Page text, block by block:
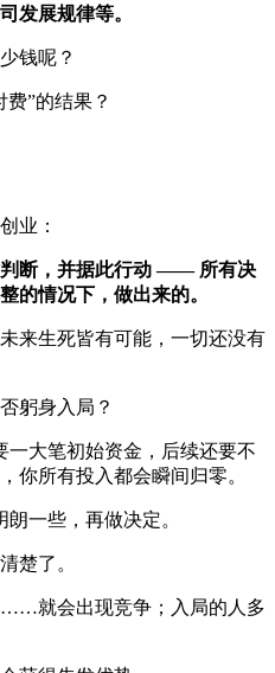
发展规律等。
钱呢？
”的结果？
业：
断，并据此行动 —— 所有决
的情况下，做出来的。
来生死皆有可能，一切还没有
躬身入局？
一大笔初始资金，后续还要不
你所有投入都会瞬间归零。
朗一些，再做决定。
楚了。
就会出现竞争；入局的人多